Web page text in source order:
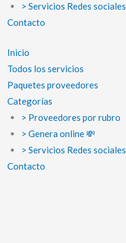
> Servicios Redes sociales
Contacto
Inicio
Todos los servicios
Paquetes proveedores
Categorías
> Proveedores por rubro
> Genera online 💸
> Servicios Redes sociales
Contacto